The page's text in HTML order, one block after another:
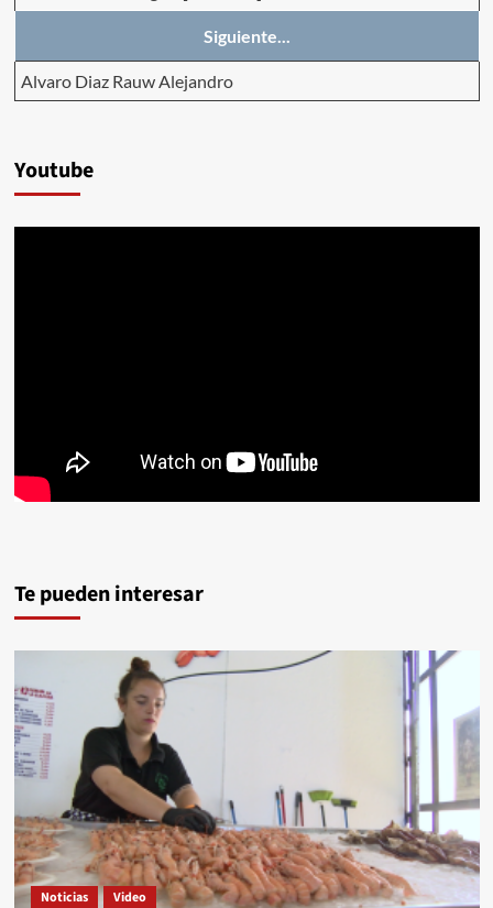
Siguiente...
Alvaro Diaz Rauw Alejandro
Youtube
Te pueden interesar
Noticias Video